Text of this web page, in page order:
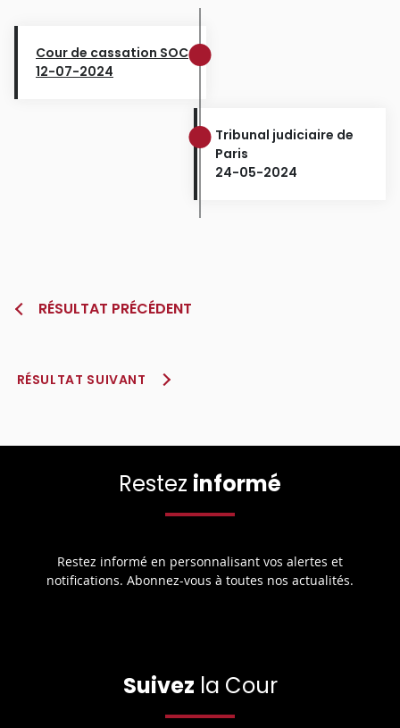
Cour de cassation SOC
12-07-2024
Tribunal judiciaire de
Paris
24-05-2024
RÉSULTAT PRÉCÉDENT
RÉSULTAT SUIVANT
Restez informé
Restez informé en personnalisant vos alertes et
notifications. Abonnez-vous à toutes nos actualités.
Suivez la Cour